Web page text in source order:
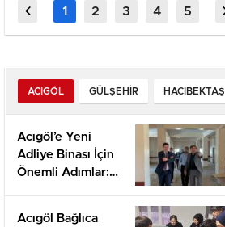
Quick‑Hit-
ACIGÖL GÜLŞEHIR HACIBEKTAŞ
Acıgöl’e Yeni
Adliye Binası İçin
Önemli Adımlar:
Acıgöl Bağlıca